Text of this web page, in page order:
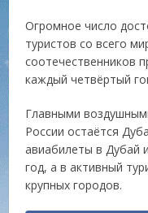
Огромное число
туристов со всего
соотечественников
каждый четвёртый
Главными
России остаётся
авиабилеты в Дубай
год, а в активный
крупных городов.